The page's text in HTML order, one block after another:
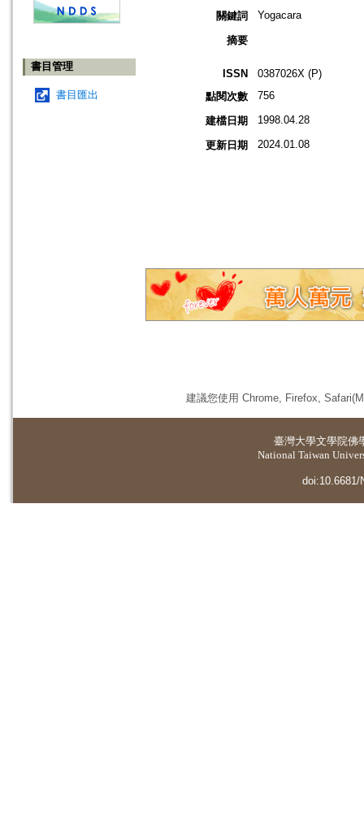
書目管理
書目匯出
關鍵詞
Yogacara
摘要
ISSN
0387026X (P)
點閱次數
756
建檔日期 1998.04.28
更新日期 2024.01.08
建議您使用 Chrome, Firefox,
臺灣大學文學院佛
National Taiwan
doi:10.6681/